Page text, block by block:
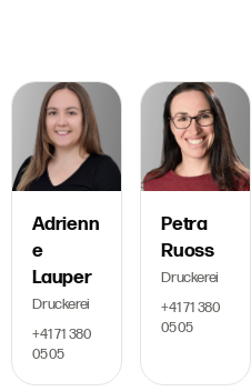
Adrienn
e
Lauper
Druckerei
+41 71 380
05 05
Petra
Ruoss
Druckerei
+41 71 380
05 05